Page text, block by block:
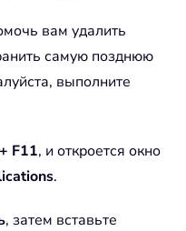
вам удалить
самую позднюю
выполните
F11, и откроется окно
.
, затем вставьте